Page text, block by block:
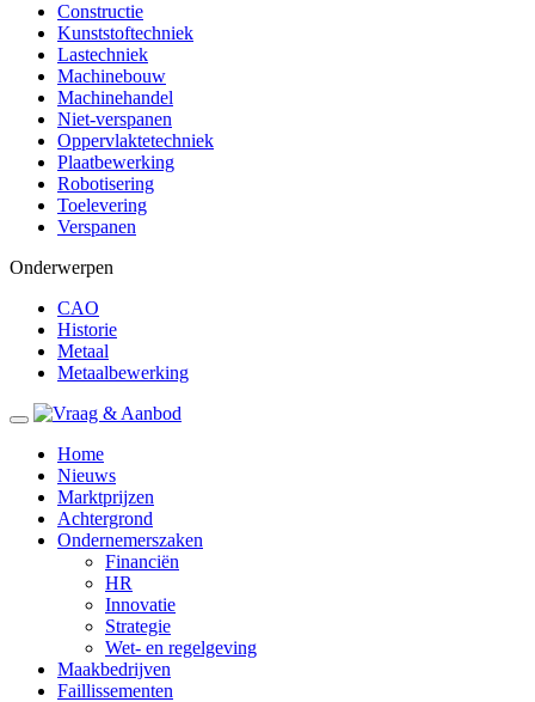
Constructie
Kunststoftechniek
Lastechniek
Machinebouw
Machinehandel
Niet-verspanen
Oppervlaktetechniek
Plaatbewerking
Robotisering
Toelevering
Verspanen
Onderwerpen
CAO
Historie
Metaal
Metaalbewerking
Home
Nieuws
Marktprijzen
Achtergrond
Ondernemerszaken
Financiën
HR
Innovatie
Strategie
Wet- en regelgeving
Maakbedrijven
Faillissementen